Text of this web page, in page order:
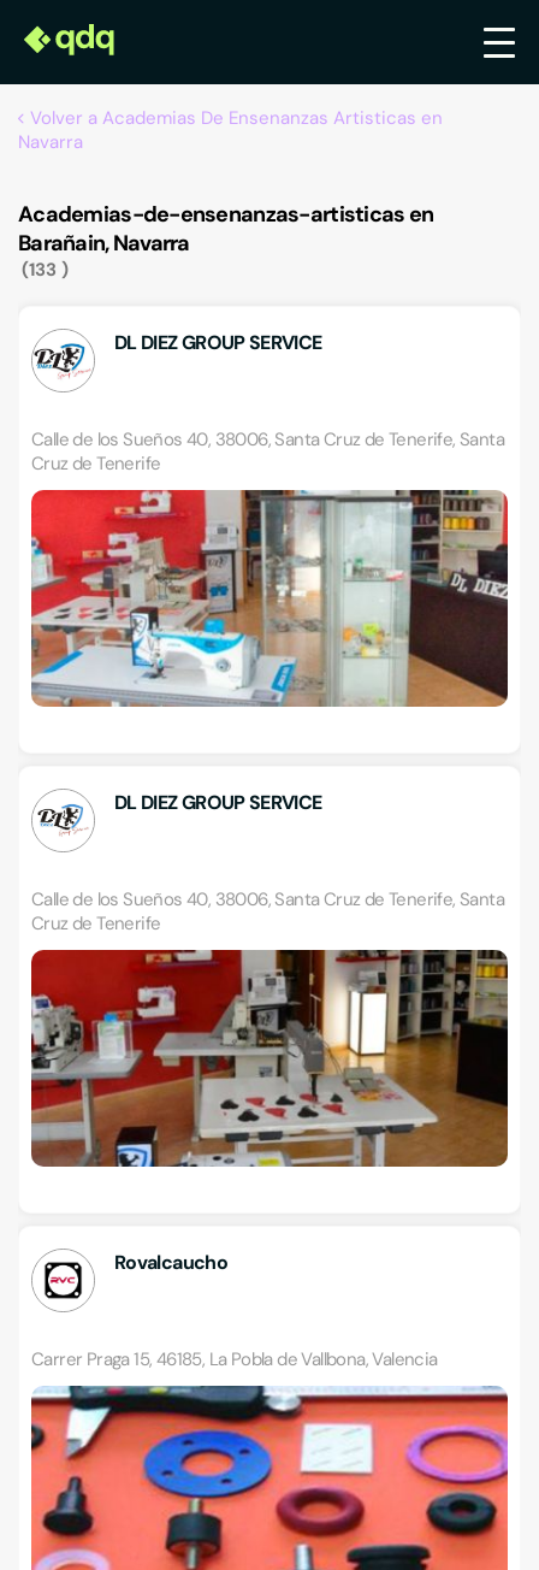
Volver a Academias De Ensenanzas Artisticas en
Navarra
Academias-de-ensenanzas-artisticas en
Barañain, Navarra
133
DL DIEZ GROUP SERVICE
Calle de los Sueños 40, 38006, Santa Cruz de Tenerife, Santa
Cruz de Tenerife
DL DIEZ GROUP SERVICE
Calle de los Sueños 40, 38006, Santa Cruz de Tenerife, Santa
Cruz de Tenerife
Rovalcaucho
Carrer Praga 15, 46185, La Pobla de Vallbona, Valencia